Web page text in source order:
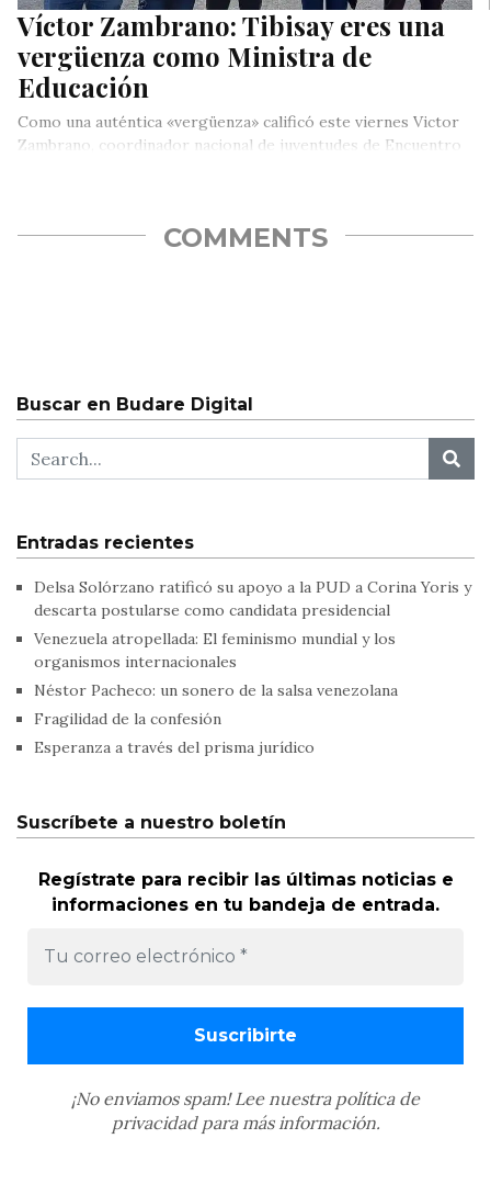
Víctor Zambrano: Tibisay eres una
vergüenza como Ministra de
Educación
Como una auténtica «vergüenza» calificó este viernes Victor
Zambrano, coordinador nacional de juventudes de Encuentro
COMMENTS
Buscar en Budare Digital
Entradas recientes
Delsa Solórzano ratificó su apoyo a la PUD a Corina Yoris y
descarta postularse como candidata presidencial
Venezuela atropellada: El feminismo mundial y los
organismos internacionales
Néstor Pacheco: un sonero de la salsa venezolana
Fragilidad de la confesión
Esperanza a través del prisma jurídico
Suscríbete a nuestro boletín
Regístrate para recibir las últimas noticias e
informaciones en tu bandeja de entrada.
¡No enviamos spam! Lee nuestra política de
privacidadpara más información.